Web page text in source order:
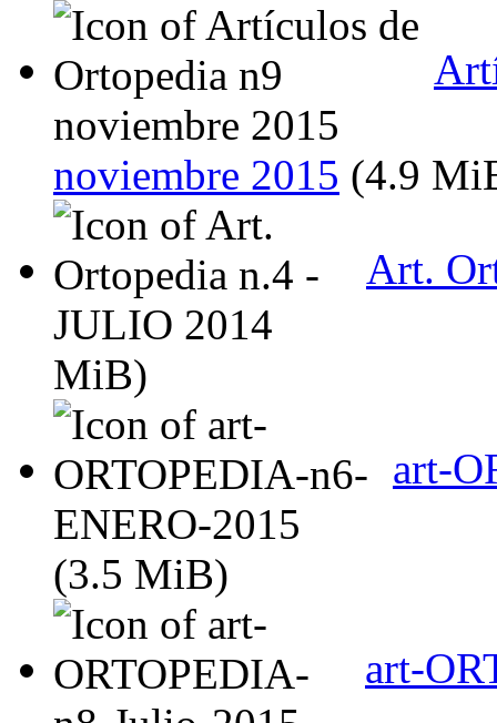
noviembre 2015 (4.9
Art.
MiB)
art-
(3.5 MiB)
art-